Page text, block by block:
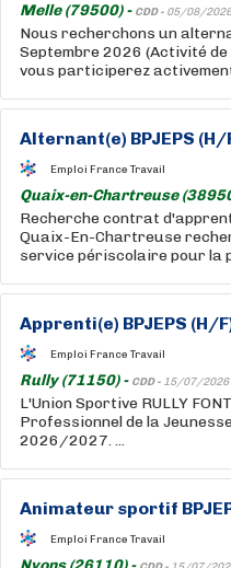
Melle (79500) - CDD - 05/08/2026
Nous recherchons un
Septembre 2026 (Activité de
vous participerez
Alternant(e) BPJEPS (H/
Emploi France Travail
Quaix-en-Chartreuse
Recherche contrat
Quaix-En-Chartreuse
service périscolaire pour la
Apprenti(e) BPJEPS (H/
Emploi France Travail
Rully (71150) - CDD - 15/07/2026
L'Union Sportive RULLY
Professionnel de la
2026/2027. ...
Animateur sportif
Emploi France Travail